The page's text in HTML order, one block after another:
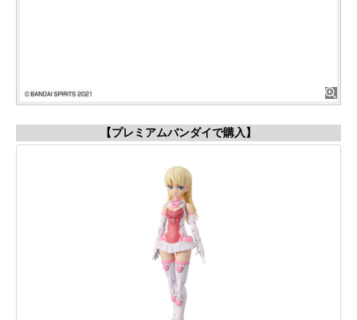
【プレミアムバンダイで購入】